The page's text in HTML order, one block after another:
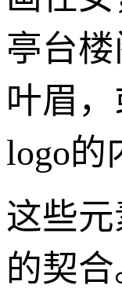
亭台
叶眉
logo的
这些
的契